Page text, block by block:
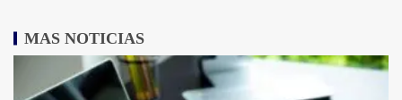
MAS NOTICIAS